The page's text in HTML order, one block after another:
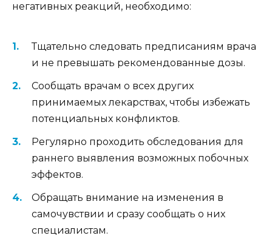
негативных реакций, необходимо:
Тщательно следовать предписаниям врача
и не превышать рекомендованные дозы.
Сообщать врачам о всех других
принимаемых лекарствах, чтобы избежать
потенциальных конфликтов.
Регулярно проходить обследования для
раннего выявления возможных побочных
эффектов.
Обращать внимание на изменения в
самочувствии и сразу сообщать о них
специалистам.